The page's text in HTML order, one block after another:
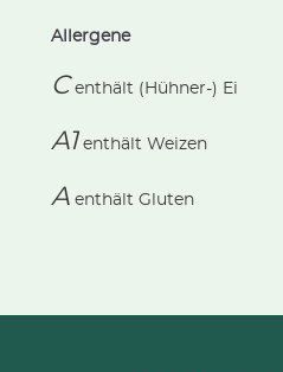
Allergene
C enthält (Hühner-) Ei
A1 enthält Weizen
A enthält Gluten